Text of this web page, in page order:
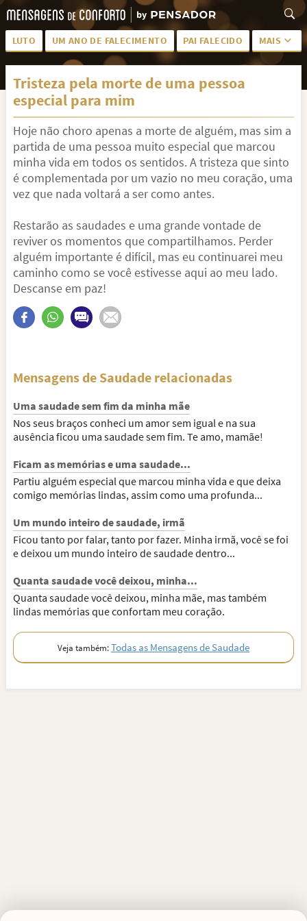
LUTO UM ANO DE FALECIMENTO PAI FALECIDO MAIS
LUTO PARA AMIGA PALAVRAS
SAUDADES DA MÃE
PÊSAMES PARA AMIGA DESCANSE EM PAZ
MEUS SENTIMENTOS PÊSAMES PARA AMIGO
FRASES DE LUTO PARA AMIGO FIM DE NAMORO
TODAS AS CATEGORIAS
Tristeza pela morte de uma pessoa
especial para mim
Hoje não choro apenas a morte de alguém, mas sim a
partida de uma pessoa muito especial que marcou
minha vida em todos os sentidos. A tristeza que sinto
é complementada por um vazio no meu coração, uma
vez que nada voltará a ser como antes.
Restarão as saudades e uma grande vontade de
reviver os momentos que compartilhamos. Perder
alguém importante é difícil, mas eu continuarei meu
caminho como se você estivesse aqui ao meu lado.
Descanse em paz!
Mensagens de Saudade relacionadas
Uma saudade sem fim da minha mãe
Nos seus braços conheci um amor sem igual e na sua
ausência ficou uma saudade sem fim. Te amo, mamãe!
Ficam as memórias e uma saudade...
Partiu alguém especial que marcou minha vida e que deixa
comigo memórias lindas, assim como uma profunda...
Um mundo inteiro de saudade, irmã
Ficou tanto por falar, tanto por fazer. Minha irmã, você se foi
e deixou um mundo inteiro de saudade dentro...
Quanta saudade você deixou, minha...
Quanta saudade você deixou, minha mãe, mas também
lindas memórias que confortam meu coração.
Veja também:Todas as Mensagens de Saudade